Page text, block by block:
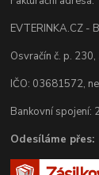
EVTERINKA.CZ -
Osvračín č. p.
IČO: 03681572,
Bankovní
Odesíláme přes: